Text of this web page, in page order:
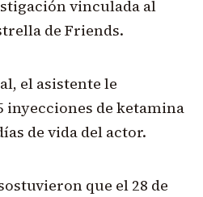
vinculada al
de Friends.
el asistente le
inyecciones de ketamina
de vida del actor.
que el 28 de